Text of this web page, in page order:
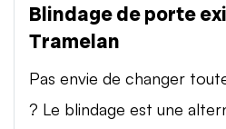
Blindage de porte
Tramelan
Pas envie de changer
? Le blindage est une